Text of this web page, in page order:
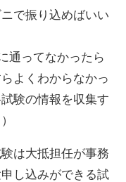
で振り込めばいい
通ってなかったら
よくわからなかっ
験の情報を収集す
は大抵担任が事務
し込みができる試